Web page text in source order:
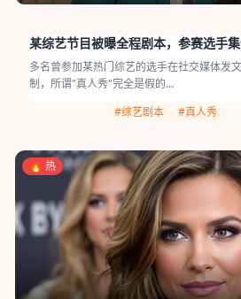
某综艺节目被曝全程剧本，参赛选手
多名曾参加某热门综艺的选手在社交媒体发
制，所谓"真人秀"完全是假的...
#综艺剧本
#真人秀
🔥 热